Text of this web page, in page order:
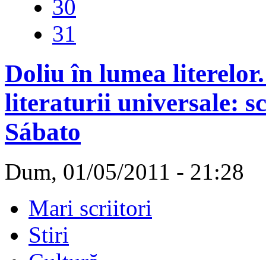
30
31
Doliu în lumea
literaturii universale:
Sábato
Dum, 01/05/2011 - 21:28
Mari scriitori
Stiri